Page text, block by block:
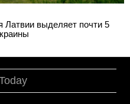
Латвии выделяет почти 5